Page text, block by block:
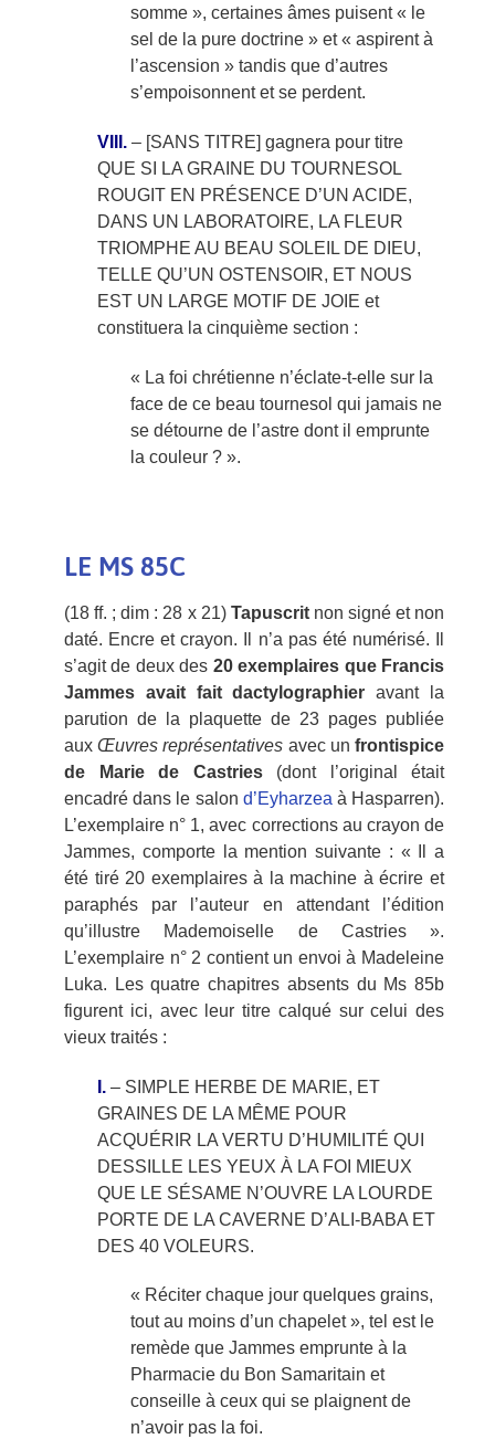
somme », certaines âmes puisent « le
sel de la pure doctrine » et « aspirent à
l’ascension » tandis que d’autres
s’empoisonnent et se perdent.
VIII. – [SANS TITRE] gagnera pour titre
QUE SI LA GRAINE DU TOURNESOL
ROUGIT EN PRÉSENCE D’UN ACIDE,
DANS UN LABORATOIRE, LA FLEUR
TRIOMPHE AU BEAU SOLEIL DE DIEU,
TELLE QU’UN OSTENSOIR, ET NOUS
EST UN LARGE MOTIF DE JOIE et
constituera la cinquième section :
« La foi chrétienne n’éclate-t-elle sur la
face de ce beau tournesol qui jamais ne
se détourne de l’astre dont il emprunte
la couleur ? ».
LE MS 85C
(18 ff. ; dim : 28 x 21) Tapuscritnon signé et non
daté. Encre et crayon. Il n’a pas été numérisé. Il
s’agit de deux des 20 exemplaires que Francis
Jammes avait fait dactylographier avant la
parution de la plaquette de 23 pages publiée
auxŒuvres représentatives avec unfrontispice
de Marie de Castries(dont l’original était
encadré dans le salon d’Eyharzea à Hasparren).
L’exemplaire n° 1, avec corrections au crayon de
Jammes, comporte la mention suivante : « Il a
été tiré 20 exemplaires à la machine à écrire et
paraphés par l’auteur en attendant l’édition
qu’illustre Mademoiselle de Castries ».
L’exemplaire n° 2 contient un envoi à Madeleine
Luka. Les quatre chapitres absents du Ms 85b
figurent ici, avec leur titre calqué sur celui des
vieux traités :
I. – SIMPLE HERBE DE MARIE, ET
GRAINES DE LA MÊME POUR
ACQUÉRIR LA VERTU D’HUMILITÉ QUI
DESSILLE LES YEUX À LA FOI MIEUX
QUE LE SÉSAME N’OUVRE LA LOURDE
PORTE DE LA CAVERNE D’ALI-BABA ET
DES 40 VOLEURS.
« Réciter chaque jour quelques grains,
tout au moins d’un chapelet », tel est le
remède que Jammes emprunte à la
Pharmacie du Bon Samaritain et
conseille à ceux qui se plaignent de
n’avoir pas la foi.